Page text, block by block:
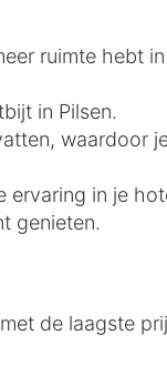
ruimte hebt
in Pilsen.
waardoor
ervaring in je
genieten.
de laagste